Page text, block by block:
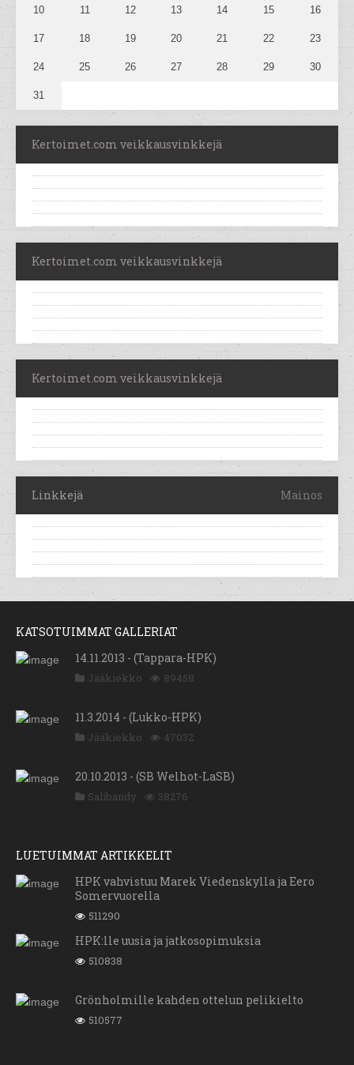
10 11 12 13 14 15 16
17 18 19 20 21 22 23
24 25 26 27 28 29 30
31
Kertoimet.com veikkausvinkkejä
Kertoimet.com veikkausvinkkejä
Kertoimet.com veikkausvinkkejä
Linkkejä Mainos
KATSOTUIMMAT GALLERIAT
14.11.2013 - (Tappara-HPK)
Jääkiekko 89458
11.3.2014 - (Lukko-HPK)
Jääkiekko 47032
20.10.2013 - (SB Welhot-LaSB)
Salibandy 38276
LUETUIMMAT ARTIKKELIT
HPK vahvistuu Marek Viedenskylla ja Eero
Somervuorella
511290
HPK:lle uusia ja jatkosopimuksia
510838
Grönholmille kahden ottelun pelikielto
510577